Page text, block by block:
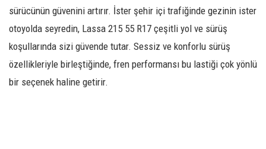
sürücünün güvenini artırır. İster şehir içi trafiğinde gezinin ister
otoyolda seyredin, Lassa 215 55 R17 çeşitli yol ve sürüş
koşullarında sizi güvende tutar. Sessiz ve konforlu sürüş
özellikleriyle birleştiğinde, fren performansı bu lastiği çok yönlü
bir seçenek haline getirir.